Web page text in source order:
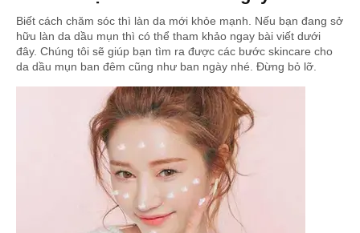
Biết cách chăm sóc thì làn da mới khỏe mạnh. Nếu bạn đang sở
hữu làn da dầu mụn thì có thể tham khảo ngay bài viết dưới
đây. Chúng tôi sẽ giúp bạn tìm ra được các bước skincare cho
da dầu mụn ban đêm cũng như ban ngày nhé. Đừng bỏ lỡ.